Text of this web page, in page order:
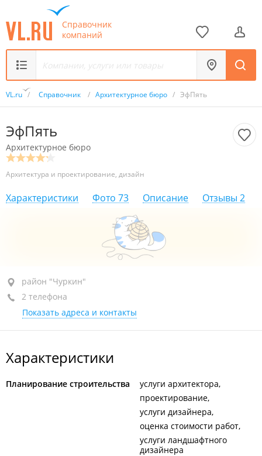
Справочник
компаний
VL.ru / Справочник / Архитектурное бюро / ЭфПять
ЭфПять
Архитектурное бюро
Архитектура и проектирование, дизайн
Характеристики Фото 73 Описание Отзывы 2
район "Чуркин", ул. Черемуховая, 9
оф. 208
+7 999 615-85-55
По предварительной записи
район "Чуркин"
2 телефона
Показать адреса и контакты
Характеристики
Планирование строительства
услуги архитектора
проектирование
услуги дизайнера
оценка стоимости работ
услуги ландшафтного
дизайнера